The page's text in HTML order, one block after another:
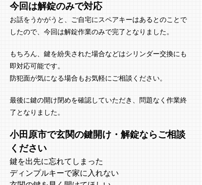
今回は解錠のみで対応
お話をうかがうと、ご自宅にスペアキーはあるとのことで
したので、今回は解錠作業のみで完了となりました。
もちろん、鍵を紛失された場合などはシリンダー交換にも
即対応可能です。
防犯面が気になる場合もお気軽にご相談ください。
最後に鍵の開け閉めを確認していただき、問題なく作業終
了となりました。
小田原市で玄関の鍵開け・解錠ならご相談
ください
鍵を出先に忘れてしまった
ディンプルキーで家に入れない